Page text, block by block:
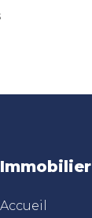
Accueil